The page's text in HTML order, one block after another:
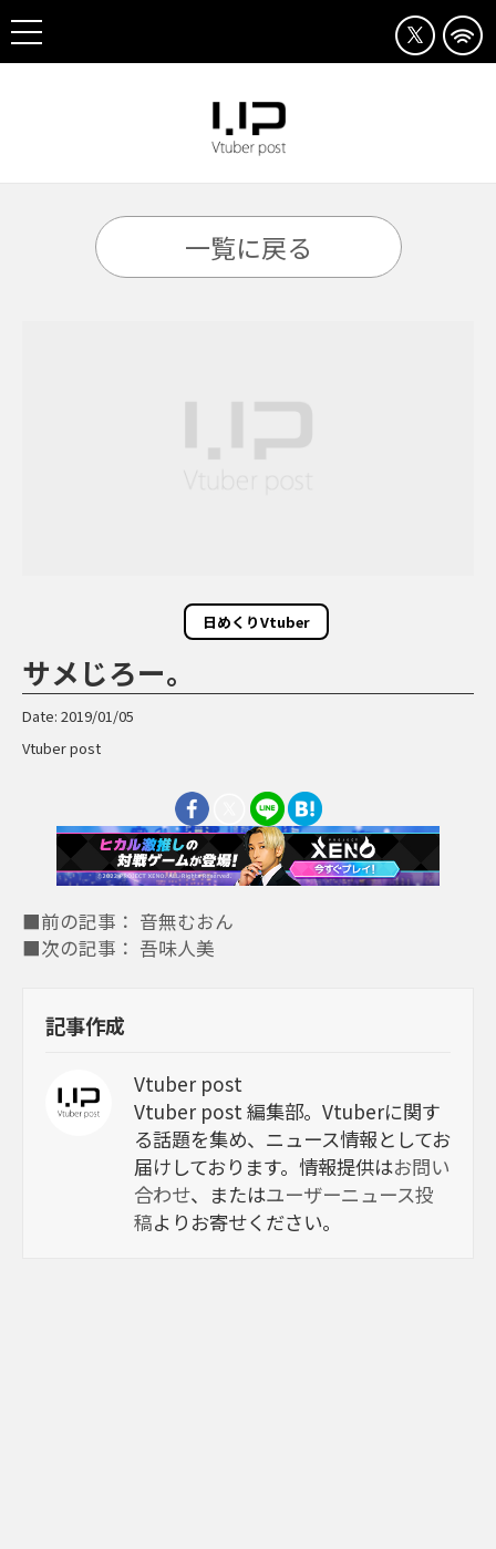
一覧に戻る
日めくりVtuber
サメじろー。
Date: 2019/01/05
Vtuber post
■前の記事： 音無むおん
■次の記事： 吾味人美
記事作成
Vtuber post
Vtuber post 編集部。Vtuberに関す
る話題を集め、ニュース情報としてお
届けしております。情報提供はお問い
合わせ、またはユーザーニュース投
稿よりお寄せください。